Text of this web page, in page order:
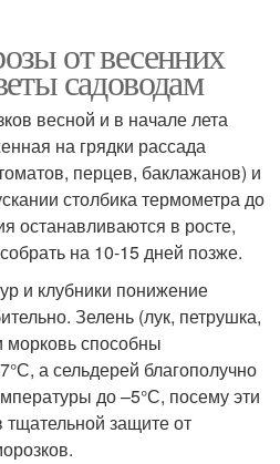
от весенних
садоводам
весной и в начале лета
на грядки рассада
перцев, баклажанов) и
столбика термометра до
останавливаются в росте,
на 10-15 дней позже.
и клубники понижение
Зелень (лук, петрушка,
морковь способны
а сельдерей благополучно
до –5°С, посему эти
защите от